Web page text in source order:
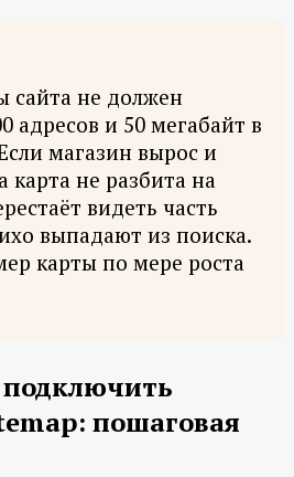
сайта не должен
адресов и 50 мегабайт в
магазин вырос и
карта не разбита на
видеть часть
выпадают из поиска.
карты по мере роста
подключить
пошаговая